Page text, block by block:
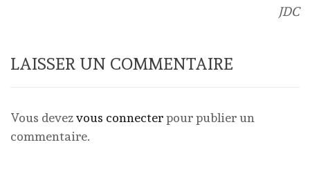
JDC
LAISSER UN COMMENTAIRE
Vous devezvous connecterpour publier un
commentaire.